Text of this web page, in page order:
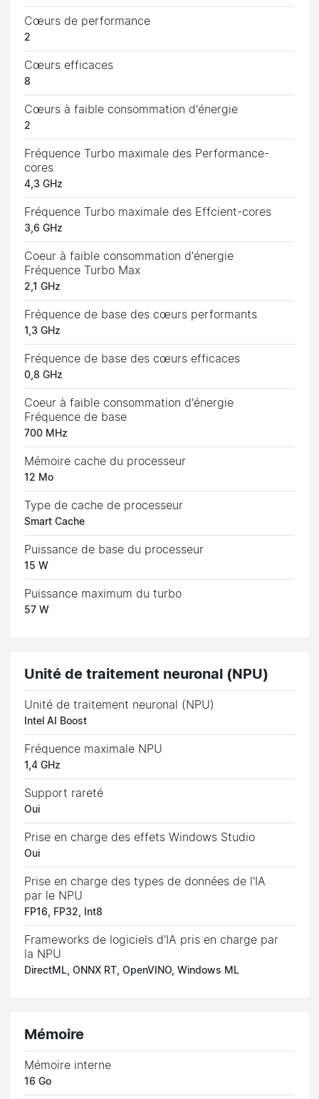
Cœurs de performance
2
Cœurs efficaces
8
Cœurs à faible consommation d'énergie
2
Fréquence Turbo maximale des Performance-
cores
4,3 GHz
Fréquence Turbo maximale des Effcient-cores
3,6 GHz
Coeur à faible consommation d'énergie
Fréquence Turbo Max
2,1 GHz
Fréquence de base des cœurs performants
1,3 GHz
Fréquence de base des cœurs efficaces
0,8 GHz
Coeur à faible consommation d'énergie
Fréquence de base
700 MHz
Mémoire cache du processeur
12 Mo
Type de cache de processeur
Smart Cache
Puissance de base du processeur
15 W
Puissance maximum du turbo
57 W
Unité de traitement neuronal (NPU)
Unité de traitement neuronal (NPU)
Intel AI Boost
Fréquence maximale NPU
1,4 GHz
Support rareté
Oui
Prise en charge des effets Windows Studio
Oui
Prise en charge des types de données de l'IA
par le NPU
FP16, FP32, Int8
Frameworks de logiciels d'IA pris en charge par
la NPU
DirectML, ONNX RT, OpenVINO, Windows ML
Mémoire
Mémoire interne
16 Go